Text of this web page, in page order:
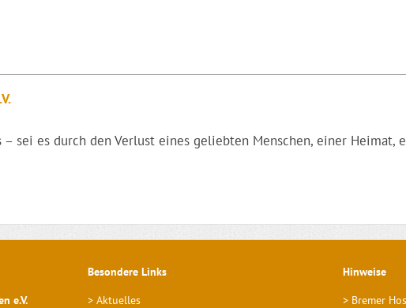
– sei es durch den Verlust eines geliebten Menschen, einer Heimat,
e.V.
Besondere Links
> Aktuelles
Hinweise
> Bremer